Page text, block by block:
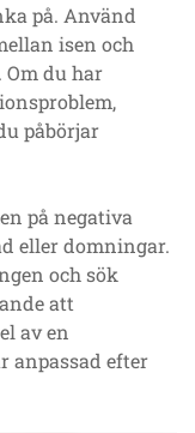
på. Använd
isen och
du har
påbörjar
på negativa
eller domningar.
och sök
att
av en
anpassad efter